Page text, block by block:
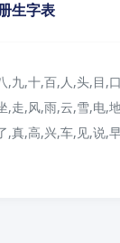
生字表
,九,十,百,人,头,目,
,走,风,雨,云,雪,电,
,真,高,兴,车,见,说,